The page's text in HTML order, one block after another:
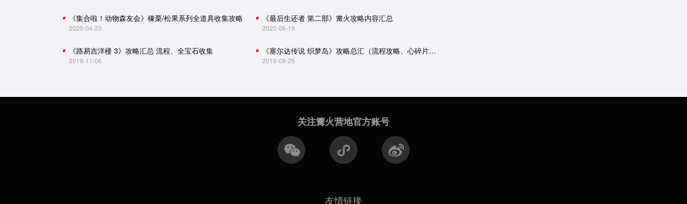
《集合啦！动物森友会》橡栗/松果系列全道具收集攻略
2020-04-23
《最后生还者 第二部》篝火攻略内容汇总
2020-06-19
《路易吉洋楼 3》攻略汇总 流程、全宝石收集
2019-11-06
《塞尔达传说 织梦岛》攻略总汇（流程攻略、心碎片、贝壳收集）
2019-09-25
关注篝火营地官方账号
友情链接